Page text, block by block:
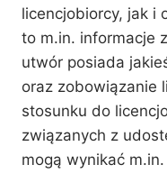
licencjobiorcy, jak i
to m.in. informacje
utwór posiada
oraz zobowiązanie
stosunku do
związanych z
mogą wynikać